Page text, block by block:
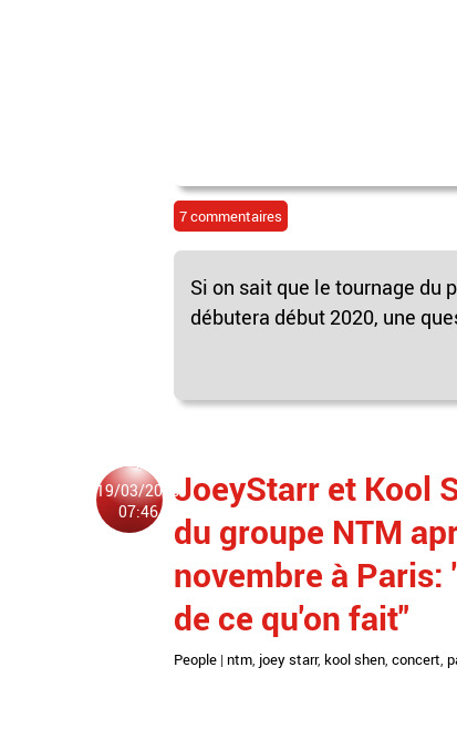
7 commentaires
Si on sait que le tournage du
débutera début 2020, une
19/03/2019
07:46
JoeyStarr et Kool
du groupe NTM
novembre à Paris:
de ce qu'on fait"
People | ntm, joey starr, kool shen, concert,